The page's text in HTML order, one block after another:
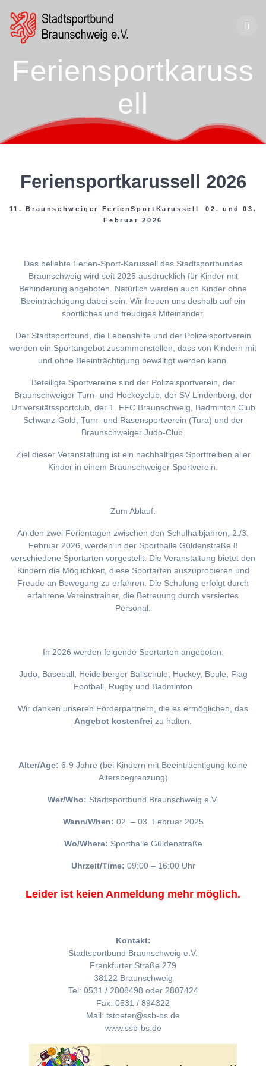
Feriensportkaruss
ell
Feriensportkarussell 2026
11. Braunschweiger FerienSportKarussell 02. und 03.
Februar 2026
Das beliebte Ferien-Sport-Karussell des Stadtsportbundes
Braunschweig wird seit 2025 ausdrücklich für Kinder mit
Behinderung angeboten. Natürlich werden auch Kinder ohne
Beeinträchtigung dabei sein. Wir freuen uns deshalb auf ein
sportliches und freudiges Miteinander.
Der Stadtsportbund, die Lebenshilfe und der Polizeisportverein
werden ein Sportangebot zusammenstellen, dass von Kindern mit
und ohne Beeinträchtigung bewältigt werden kann.
Beteiligte Sportvereine sind der Polizeisportverein, der
Braunschweiger Turn- und Hockeyclub, der SV Lindenberg, der
Universitätssportclub, der 1. FFC Braunschweig, Badminton Club
Schwarz-Gold, Turn- und Rasensportverein (Tura) und der
Braunschweiger Judo-Club.
Ziel dieser Veranstaltung ist ein nachhaltiges Sporttreiben aller
Kinder in einem Braunschweiger Sportverein.
Zum Ablauf:
An den zwei Ferientagen zwischen den Schulhalbjahren, 2./3.
Februar 2026, werden in der Sporthalle Güldenstraße 8
verschiedene Sportarten vorgestellt. Die Veranstaltung bietet den
Kindern die Möglichkeit, diese Sportarten auszuprobieren und
Freude an Bewegung zu erfahren. Die Schulung erfolgt durch
erfahrene Vereinstrainer, die Betreuung durch versiertes
Personal.
In 2026 werden folgende Sportarten angeboten:
Judo, Baseball, Heidelberger Ballschule, Hockey, Boule, Flag
Football, Rugby und Badminton
Wir danken unseren Förderpartnern, die es ermöglichen, das
Angebot kostenfrei zu halten.
Alter/Age: 6-9 Jahre (bei Kindern mit Beeinträchtigung keine
Altersbegrenzung)
Wer/Who: Stadtsportbund Braunschweig e.V.
Wann/When: 02. – 03. Februar 2025
Wo/Where: Sporthalle Güldenstraße
Uhrzeit/Time: 09:00 – 16:00 Uhr
Leider ist keien Anmeldung mehr möglich.
Kontakt:
Stadtsportbund Braunschweig e.V.
Frankfurter Straße 279
38122 Braunschweig
Tel: 0531 / 2808498 oder 2807424
Fax: 0531 / 894322
Mail: tstoeter@ssb-bs.de
www.ssb-bs.de